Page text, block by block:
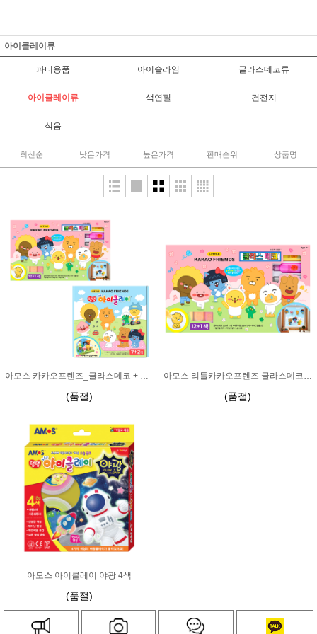
아이클레이류
파티용품 아이슬라임 글라스데코류
아이클레이류 색연필 건전지
식음
최신순 낮은가격 높은가격 판매순위 상품명
아모스 카카오프렌즈_글라스데코 + 아이클레이
(품절)
아모스 리틀카카오프렌즈 글라스데코_12+1색
(품절)
아모스 아이클레이 야광 4색
(품절)